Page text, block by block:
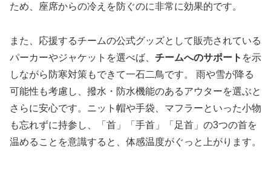
ため、座席からの冷えを防ぐのに非常に効果的です。
また、応援するチームの公式グッズとして販売されている
パーカーやジャケットを選べば、 チームへのサポート を示
しながら防寒対策もできて一石二鳥です。 雨や雪が降る
可能性も考慮し、撥水・防水機能のあるアウターを選ぶと
さらに安心です。ニット帽や手袋、マフラーといった小物
も忘れずに持参し、「首」「手首」「足首」の3つの首を
温めることを意識すると、体感温度がぐっと上がります。